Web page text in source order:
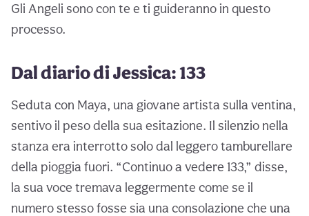
Gli Angeli sono con te e ti guideranno in questo
processo.
Dal diario di Jessica: 133
Seduta con Maya, una giovane artista sulla ventina,
sentivo il peso della sua esitazione. Il silenzio nella
stanza era interrotto solo dal leggero tamburellare
della pioggia fuori. “Continuo a vedere 133,” disse,
la sua voce tremava leggermente come se il
numero stesso fosse sia una consolazione che una